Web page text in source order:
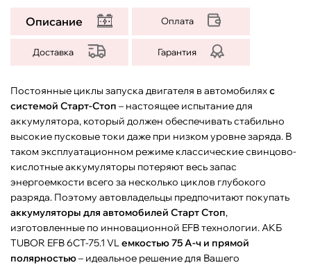
Описание Оплата
Доставка Гарантия
Постоянные циклы запуска двигателя в автомобиляхс
системой Старт-Стоп – настоящее испытание для
аккумулятора, который должен обеспечивать стабильно
высокие пусковые токи даже при низком уровне заряда. В
таком эксплуатационном режиме классические свинцово-
кислотные аккумуляторы потеряют весь запас
энергоемкости всего за несколько циклов глубокого
разряда. Поэтому автовладельцы предпочитают покупать
аккумуляторы для автомобилей Старт Стоп,
изготовленные по инновационной EFB технологии. АКБ
TUBOR EFB 6СТ-75.1 VLемкостью 75 А-ч и прямой
полярностью– идеальное решение для Вашего